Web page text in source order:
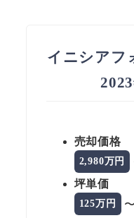
イニシアフ
売却価格
2,980万円
坪単価
125万円 〜